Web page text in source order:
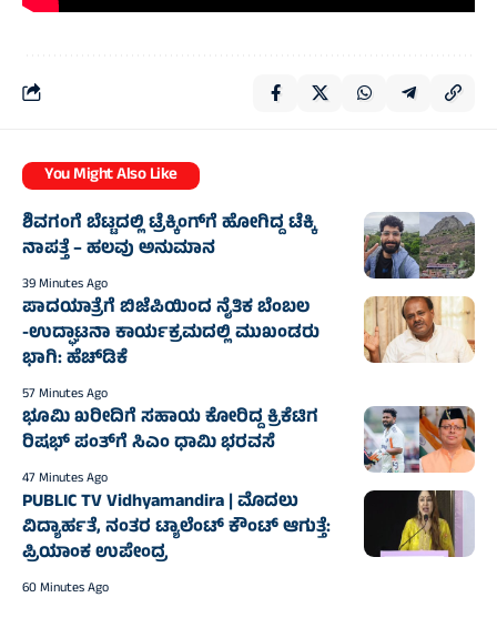
You Might Also Like
ಶಿವಗಂಗೆ ಬೆಟ್ಟದಲ್ಲಿ ಟ್ರೆಕ್ಕಿಂಗ್‌ಗೆ ಹೋಗಿದ್ದ ಟೆಕ್ಕಿ
ನಾಪತ್ತೆ – ಹಲವು ಅನುಮಾನ
39 Minutes Ago
ಪಾದಯಾತ್ರೆಗೆ ಬಿಜೆಪಿಯಿಂದ ನೈತಿಕ ಬೆಂಬಲ
-ಉದ್ಘಾಟನಾ ಕಾರ್ಯಕ್ರಮದಲ್ಲಿ ಮುಖಂಡರು
ಭಾಗಿ: ಹೆಚ್‌ಡಿಕೆ
57 Minutes Ago
ಭೂಮಿ ಖರೀದಿಗೆ ಸಹಾಯ ಕೋರಿದ್ದ ಕ್ರಿಕೆಟಿಗ
ರಿಷಭ್ ಪಂತ್‌ಗೆ ಸಿಎಂ ಧಾಮಿ ಭರವಸೆ
47 Minutes Ago
PUBLIC TV Vidhyamandira | ಮೊದಲು
ವಿದ್ಯಾರ್ಹತೆ, ನಂತರ ಟ್ಯಾಲೆಂಟ್ ಕೌಂಟ್ ಆಗುತ್ತೆ:
ಪ್ರಿಯಾಂಕ ಉಪೇಂದ್ರ
60 Minutes Ago